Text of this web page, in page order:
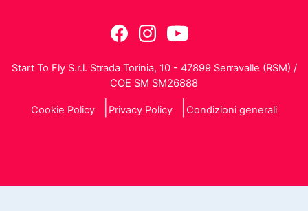
Start To Fly S.r.l. Strada Torinia, 10 - 47899 Serravalle (RSM) /
COE SM SM26888
Cookie Policy Privacy Policy Condizioni generali